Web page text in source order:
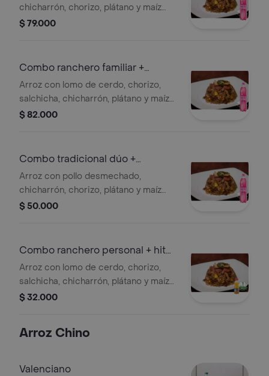
chicharrón, chorizo, plátano y maíz
tierno, para 5 a 6 personas. + gaseosa
$ 79.000
Combo ranchero familiar +
postobón 1.5 l
Arroz con lomo de cerdo, chorizo,
salchicha, chicharrón, plátano y maíz
tierno, para 5 a 6 personas. + gaseosa
$ 82.000
Combo tradicional dúo +
postobón 1.5 l
Arroz con pollo desmechado,
chicharrón, chorizo, plátano y maíz
tierno, para 2 personas. + gaseosa
$ 50.000
Combo ranchero personal + hit
500 ml
Arroz con lomo de cerdo, chorizo,
salchicha, chicharrón, plátano y maíz
tierno, para 1 persona. + jugo hit
$ 32.000
Arroz Chino
Valenciano